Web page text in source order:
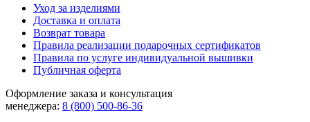
Уход за изделиями
Доставка и оплата
Возврат товара
Правила реализации подарочных сертификатов
Правила по услуге индивидуальной вышивки
Публичная оферта
Оформление заказа и консультация
менеджера: 8 (800) 500-86-36